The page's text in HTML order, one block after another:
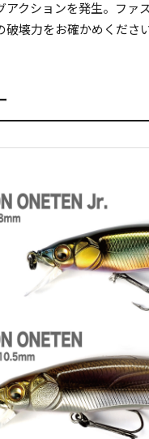
アクションを発生。ファ
破壊力をお確かめください